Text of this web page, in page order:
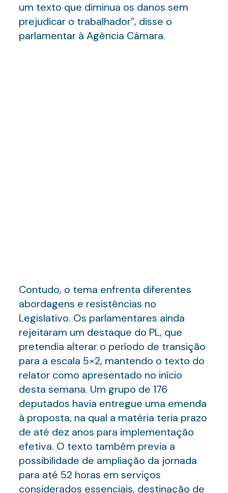
um texto que diminua os danos sem
prejudicar o trabalhador”, disse o
parlamentar à Agência Câmara.
Contudo, o tema enfrenta diferentes
abordagens e resistências no
Legislativo. Os parlamentares ainda
rejeitaram um destaque do PL, que
pretendia alterar o período de transição
para a escala 5×2, mantendo o texto do
relator como apresentado no início
desta semana. Um grupo de 176
deputados havia entregue uma emenda
à proposta, na qual a matéria teria prazo
de até dez anos para implementação
efetiva. O texto também previa a
possibilidade de ampliação da jornada
para até 52 horas em serviços
considerados essenciais, destinação de